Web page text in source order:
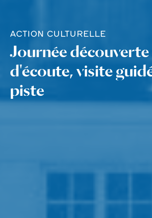
ACTION CULTURELLE
Journée
d'écoute, visite
piste